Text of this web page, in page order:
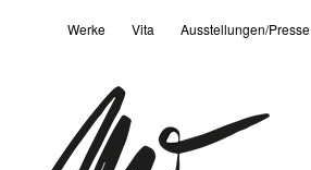
Werke Vita Ausstellungen/Presse